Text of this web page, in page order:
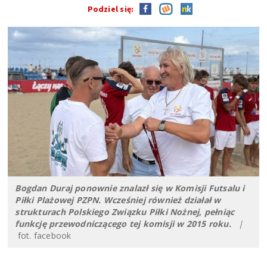
Podziel się:
Bogdan Duraj ponownie znalazł się w Komisji Futsalu i
Piłki Plażowej PZPN. Wcześniej również działał w
strukturach Polskiego Związku Piłki Nożnej, pełniąc
funkcję przewodniczącego tej komisji w 2015 roku.|
fot. facebook